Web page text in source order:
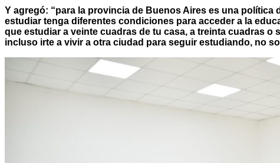
Y agregó: “para la provincia de Buenos Aires es una
estudiar tenga diferentes condiciones para acceder a la
que estudiar a veinte cuadras de tu casa, a treinta cuadras o
incluso irte a vivir a otra ciudad para seguir estudiando, no